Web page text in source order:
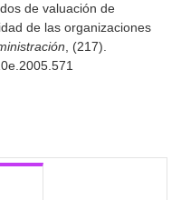
de valuación de
de las organizaciones
, (217).